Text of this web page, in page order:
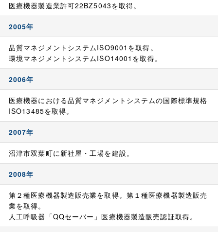
医療機器製造業許可22BZ5043を取得。
2005年
品質マネジメントシステムISO9001を取得。
環境マネジメントシステムISO14001を取得。
2006年
医療機器における品質マネジメントシステムの国際標準規格
ISO13485を取得。
2007年
沼津市双葉町に新社屋・工場を建設。
2008年
第２種医療機器製造販売業を取得。第１種医療機器製造販売
業を取得。
人工呼吸器「QQセーバー」医療機器製造販売認証取得。